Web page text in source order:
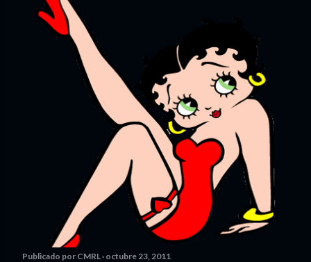
Publicado por CMRL octubre 23, 2011